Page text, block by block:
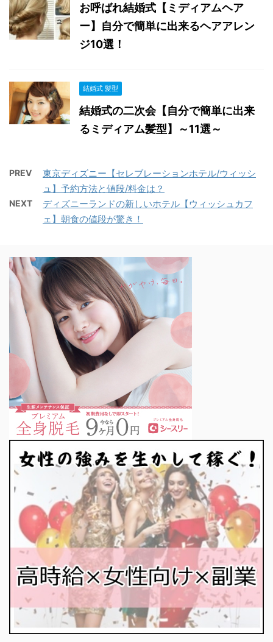
お呼ばれ結婚式【ミディアムヘア
ー】自分で簡単に出来るヘアアレン
ジ10選！
結婚式 髪型
結婚式の二次会【自分で簡単に出来
るミディアム髪型】～11選～
PREV
東京ディズニー【セレブレーションホテル/ウィッシ
ュ】予約方法と値段/料金は？
NEXT
ディズニーランドの新しいホテル【ウィッシュカフ
ェ】朝食の値段が驚き！